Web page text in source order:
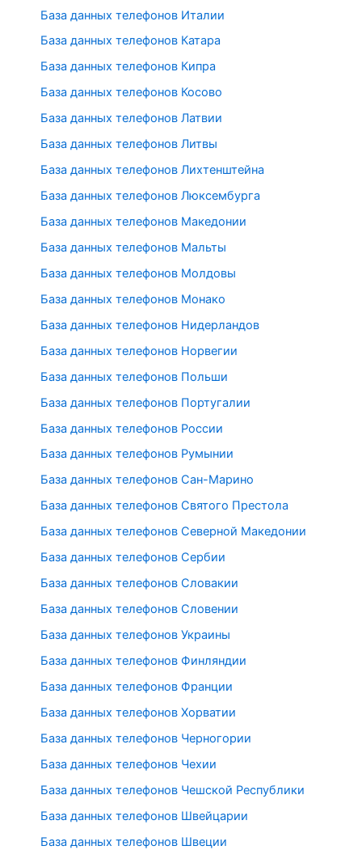
База данных телефонов Италии
База данных телефонов Катара
База данных телефонов Кипра
База данных телефонов Косово
База данных телефонов Латвии
База данных телефонов Литвы
База данных телефонов Лихтенштейна
База данных телефонов Люксембурга
База данных телефонов Македонии
База данных телефонов Мальты
База данных телефонов Молдовы
База данных телефонов Монако
База данных телефонов Нидерландов
База данных телефонов Норвегии
База данных телефонов Польши
База данных телефонов Португалии
База данных телефонов России
База данных телефонов Румынии
База данных телефонов Сан-Марино
База данных телефонов Святого Престола
База данных телефонов Северной Македонии
База данных телефонов Сербии
База данных телефонов Словакии
База данных телефонов Словении
База данных телефонов Украины
База данных телефонов Финляндии
База данных телефонов Франции
База данных телефонов Хорватии
База данных телефонов Черногории
База данных телефонов Чехии
База данных телефонов Чешской Республики
База данных телефонов Швейцарии
База данных телефонов Швеции